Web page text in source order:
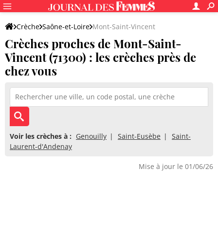
Crèche Saône-et-Loire Mont-Saint-Vincent
Crèches proches de Mont-Saint-
Vincent (71300) : les crèches près de
chez vous
Voir les crèches à : Genouilly Saint-Eusèbe
Saint-
Laurent-d'Andenay
Mise à jour le 01/06/26